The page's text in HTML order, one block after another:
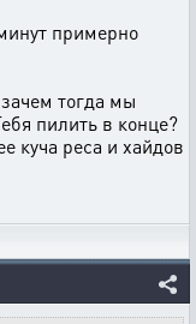
примерно
тогда мы
пилить в конце?
куча реса и хайдов